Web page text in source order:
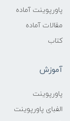
پاورپوینت آماده
مقالات آماده
کتاب
آموزش
پاورپوینت
الفبای پاورپوینت